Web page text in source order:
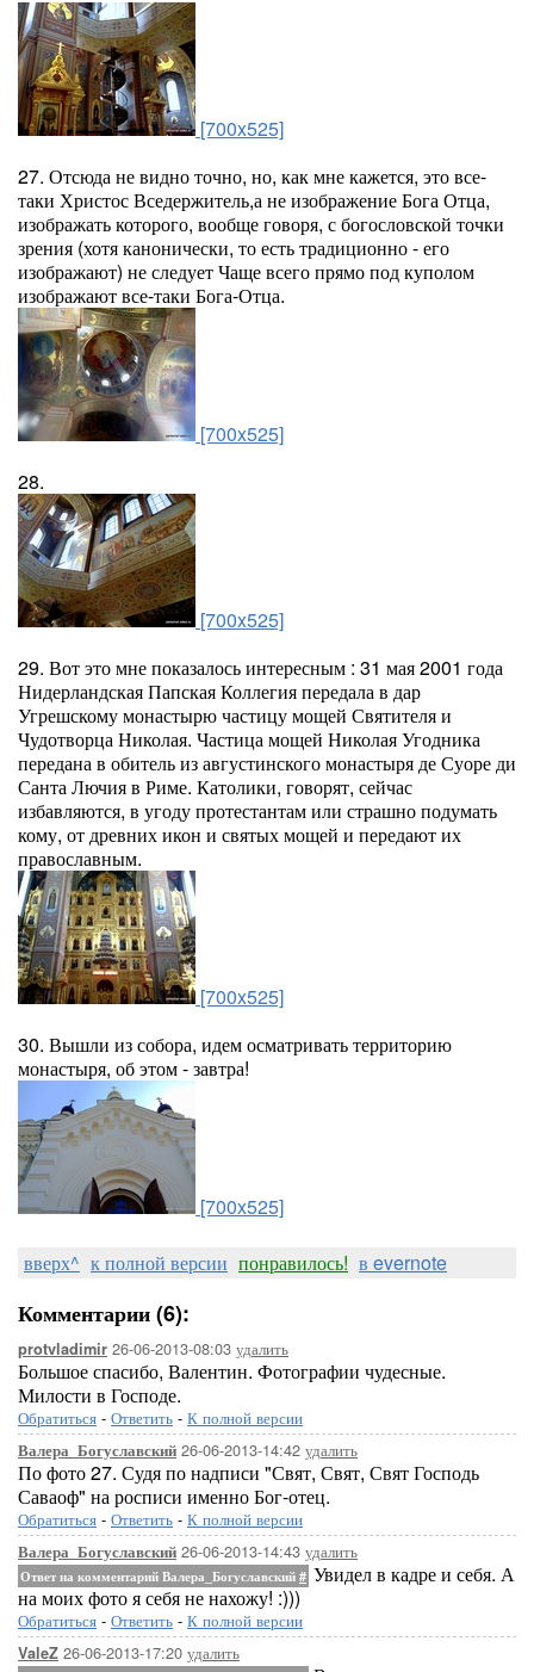
[700x525]
27. Отсюда не видно точно, но, как мне кажется, это все-
таки Христос Вседержитель,а не изображение Бога Отца,
изображать которого, вообще говоря, с богословской точки
зрения (хотя канонически, то есть традиционно - его
изображают) не следует Чаще всего прямо под куполом
изображают все-таки Бога-Отца.
[700x525]
28.
[700x525]
29. Вот это мне показалось интересным : 31 мая 2001 года
Нидерландская Папская Коллегия передала в дар
Угрешскому монастырю частицу мощей Святителя и
Чудотворца Николая. Частица мощей Николая Угодника
передана в обитель из августинского монастыря де Суоре ди
Санта Лючия в Риме. Католики, говорят, сейчас
избавляются, в угоду протестантам или страшно подумать
кому, от древних икон и святых мощей и передают их
православным.
[700x525]
30. Вышли из собора, идем осматривать территорию
монастыря, об этом - завтра!
[700x525]
вверх^ к полной версии понравилось! в evernote
Комментарии (6):
protvladimir 26-06-2013-08:03 удалить
Большое спасибо, Валентин. Фотографии чудесные.
Милости в Господе.
Обратиться - Ответить - К полной версии
Валера_Богуславский 26-06-2013-14:42 удалить
По фото 27. Судя по надписи "Свят, Свят, Свят Господь
Саваоф" на росписи именно Бог-отец.
Обратиться - Ответить - К полной версии
Валера_Богуславский 26-06-2013-14:43 удалить
Ответ на комментарий Валера_Богуславский # Увидел в кадре и себя. А
на моих фото я себя не нахожу! :)))
Обратиться - Ответить - К полной версии
ValeZ 26-06-2013-17:20 удалить